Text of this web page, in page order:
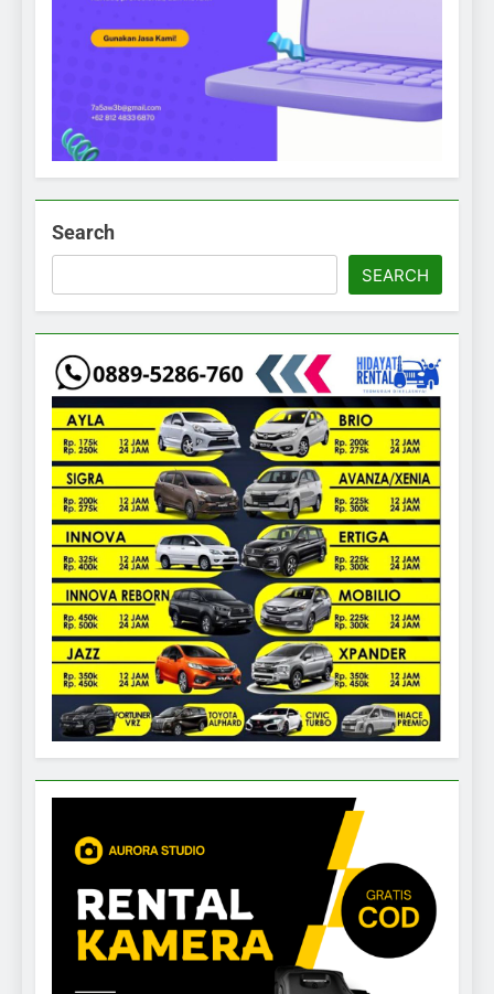
Search
SEARCH